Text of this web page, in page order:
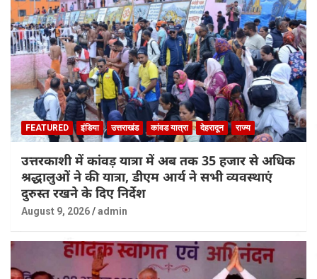
FEATURED इंडिया उत्तराखंड कांवड यात्रा देहरादून राज्य
उत्तरकाशी में कांवड़ यात्रा में अब तक 35 हजार से अधिक
श्रद्धालुओं ने की यात्रा, डीएम आर्य ने सभी व्यवस्थाएं
दुरुस्त रखने के दिए निर्देश
August 9, 2026 admin